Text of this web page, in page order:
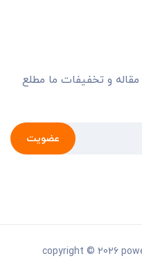
و تخفیفات ما مطلع
عضویت
copyright © 2026